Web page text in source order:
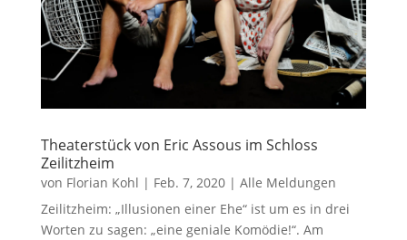
Theaterstück von Eric Assous im Schloss
Zeilitzheim
von Florian Kohl | Feb. 7, 2020| Alle Meldungen
Zeilitzheim: „Illusionen einer Ehe“ ist um es in drei
Worten zu sagen: „eine geniale Komödie!“. Am